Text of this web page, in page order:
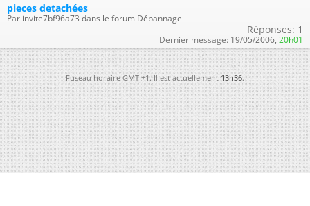
pieces detachées
Par invite7bf96a73 dans le forum Dépannage
Réponses: 1
Dernier message: 19/05/2006, 20h01
Fuseau horaire GMT +1. Il est actuellement13h36.